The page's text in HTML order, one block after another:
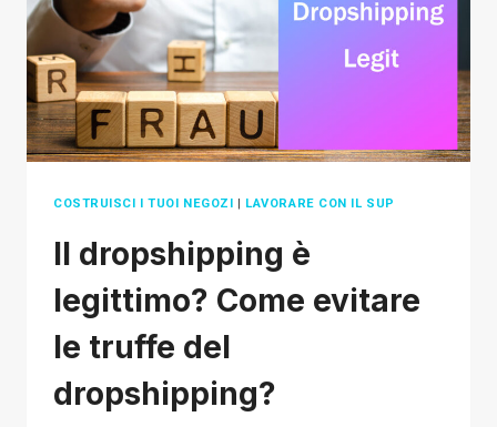
SHOPIFY
2026?
COSTRUISCI I TUOI NEGOZI | LAVORARE CON IL SUP
Il dropshipping è
legittimo? Come evitare
le truffe del
dropshipping?